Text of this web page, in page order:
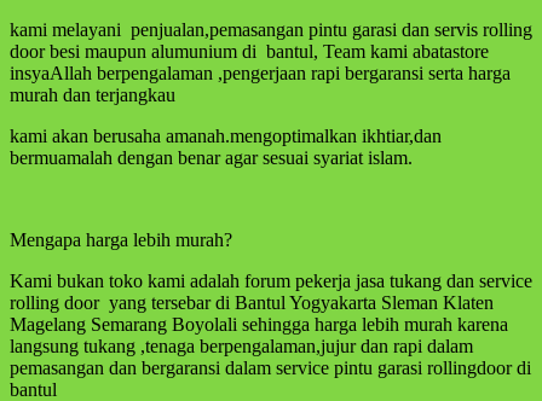
kami melayani penjualan,pemasangan pintu garasi dan servis rolling
door besi maupun alumunium di bantul, Team kami abatastore
insyaAllah berpengalaman ,pengerjaan rapi bergaransi serta harga
murah dan terjangkau
kami akan berusaha amanah.mengoptimalkan ikhtiar,dan
bermuamalah dengan benar agar sesuai syariat islam.
Mengapa harga lebih murah?
Kami bukan toko kami adalah forum pekerja jasa tukang dan service
rolling door yang tersebar di Bantul Yogyakarta Sleman Klaten
Magelang Semarang Boyolali sehingga harga lebih murah karena
langsung tukang ,tenaga berpengalaman,jujur dan rapi dalam
pemasangan dan bergaransi dalam service pintu garasi rollingdoor di
bantul